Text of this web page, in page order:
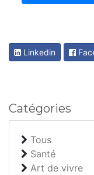
Linkedin
Catégories
Tous
Santé
Art de vivre